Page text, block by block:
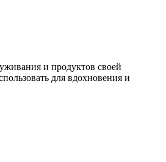
и продуктов своей
для вдохновения и